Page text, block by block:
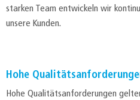
starken Team entwickeln wir
unsere Kunden.
Hohe
Hohe Qualitätsanforderungen